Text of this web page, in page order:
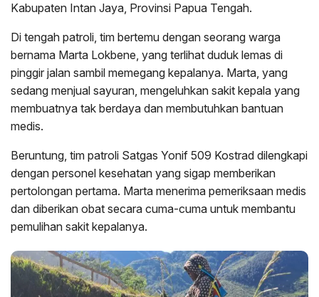
Kabupaten Intan Jaya, Provinsi Papua Tengah.
Di tengah patroli, tim bertemu dengan seorang warga
bernama Marta Lokbene, yang terlihat duduk lemas di
pinggir jalan sambil memegang kepalanya. Marta, yang
sedang menjual sayuran, mengeluhkan sakit kepala yang
membuatnya tak berdaya dan membutuhkan bantuan
medis.
Beruntung, tim patroli Satgas Yonif 509 Kostrad dilengkapi
dengan personel kesehatan yang sigap memberikan
pertolongan pertama. Marta menerima pemeriksaan medis
dan diberikan obat secara cuma-cuma untuk membantu
pemulihan sakit kepalanya.